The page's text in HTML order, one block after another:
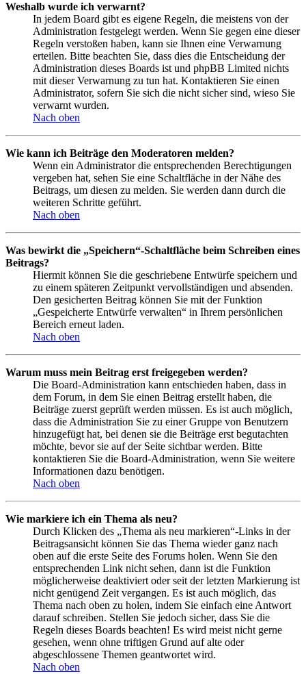
Weshalb wurde ich verwarnt?
In jedem Board gibt es eigene Regeln, die meistens von der
Administration festgelegt werden. Wenn Sie gegen eine dieser
Regeln verstoßen haben, kann sie Ihnen eine Verwarnung
erteilen. Bitte beachten Sie, dass dies die Entscheidung der
Administration dieses Boards ist und phpBB Limited nichts
mit dieser Verwarnung zu tun hat. Kontaktieren Sie einen
Administrator, sofern Sie sich die nicht sicher sind, wieso Sie
verwarnt wurden.
Nach oben
Wie kann ich Beiträge den Moderatoren melden?
Wenn ein Administrator die entsprechenden Berechtigungen
vergeben hat, sehen Sie eine Schaltfläche in der Nähe des
Beitrags, um diesen zu melden. Sie werden dann durch die
weiteren Schritte geführt.
Nach oben
Was bewirkt die „Speichern“-Schaltfläche beim Schreiben eines
Beitrags?
Hiermit können Sie die geschriebene Entwürfe speichern und
zu einem späteren Zeitpunkt vervollständigen und absenden.
Den gesicherten Beitrag können Sie mit der Funktion
„Gespeicherte Entwürfe verwalten“ in Ihrem persönlichen
Bereich erneut laden.
Nach oben
Warum muss mein Beitrag erst freigegeben werden?
Die Board-Administration kann entschieden haben, dass in
dem Forum, in dem Sie einen Beitrag erstellt haben, die
Beiträge zuerst geprüft werden müssen. Es ist auch möglich,
dass die Administration Sie zu einer Gruppe von Benutzern
hinzugefügt hat, bei denen sie die Beiträge erst begutachten
möchte, bevor sie auf der Seite sichtbar werden. Bitte
kontaktieren Sie die Board-Administration, wenn Sie weitere
Informationen dazu benötigen.
Nach oben
Wie markiere ich ein Thema als neu?
Durch Klicken des „Thema als neu markieren“-Links in der
Beitragsansicht können Sie das Thema wieder ganz nach
oben auf die erste Seite des Forums holen. Wenn Sie den
entsprechenden Link nicht sehen, dann ist die Funktion
möglicherweise deaktiviert oder seit der letzten Markierung ist
nicht genügend Zeit vergangen. Es ist auch möglich, das
Thema nach oben zu holen, indem Sie einfach eine Antwort
darauf schreiben. Stellen Sie jedoch sicher, dass Sie die
Regeln dieses Boards beachten! Es wird meist nicht gerne
gesehen, wenn ohne triftigen Grund auf alte oder
abgeschlossene Themen geantwortet wird.
Nach oben